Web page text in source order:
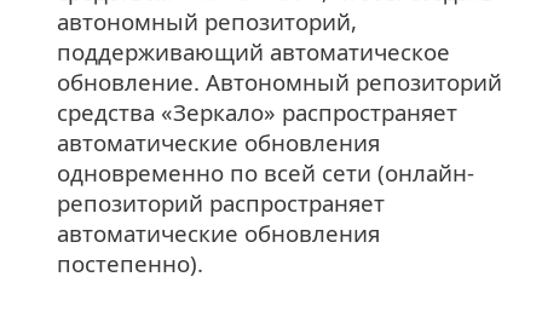
автономный репозиторий,
поддерживающий автоматическое
обновление. Автономный репозиторий
средства «Зеркало» распространяет
автоматические обновления
одновременно по всей сети (онлайн-
репозиторий распространяет
автоматические обновления
постепенно).